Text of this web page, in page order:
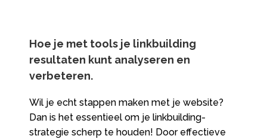
Hoe je met tools je linkbuilding
resultaten kunt analyseren en
verbeteren.​
Wil je echt stappen maken met je website?
Dan is het essentieel om je linkbuilding-
strategie scherp te houden! Door effectieve